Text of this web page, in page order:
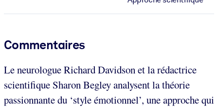
Commentaires
Le neurologue Richard Davidson et la rédactrice
scientifique Sharon Begley analysent la théorie
passionnante du ‘style émotionnel’, une approche qui